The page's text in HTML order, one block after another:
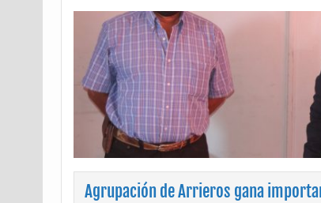
Agrupación de Arrieros gana